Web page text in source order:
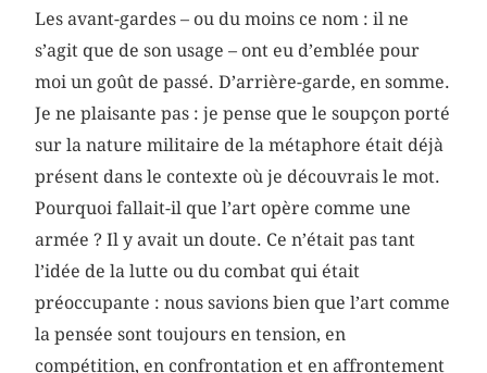
Les avant-gardes – ou du moins ce nom : il ne
s’agit que de son usage – ont eu d’emblée pour
moi un goût de passé. D’arrière-garde, en somme.
Je ne plaisante pas : je pense que le soupçon porté
sur la nature militaire de la métaphore était déjà
présent dans le contexte où je découvrais le mot.
Pourquoi fallait-il que l’art opère comme une
armée ? Il y avait un doute. Ce n’était pas tant
l’idée de la lutte ou du combat qui était
préoccupante : nous savions bien que l’art comme
la pensée sont toujours en tension, en
compétition, en confrontation et en affrontement